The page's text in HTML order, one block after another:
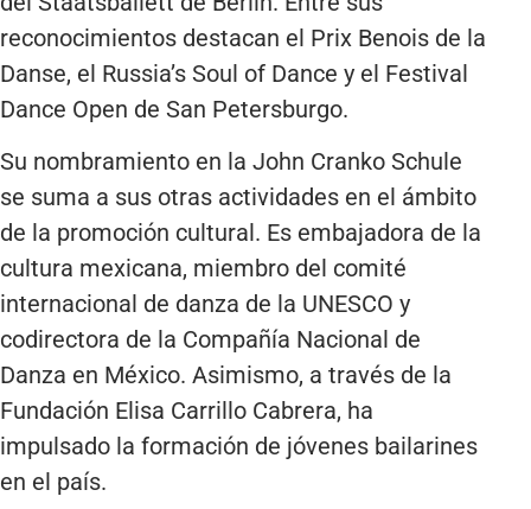
reconocimientos destacan el Prix Benois de la
Danse, el Russia’s Soul of Dance y el Festival
Dance Open de San Petersburgo.
Su nombramiento en la John Cranko Schule
se suma a sus otras actividades en el ámbito
de la promoción cultural. Es embajadora de la
cultura mexicana, miembro del comité
internacional de danza de la UNESCO y
codirectora de la Compañía Nacional de
Danza en México. Asimismo, a través de la
Fundación Elisa Carrillo Cabrera, ha
impulsado la formación de jóvenes bailarines
en el país.